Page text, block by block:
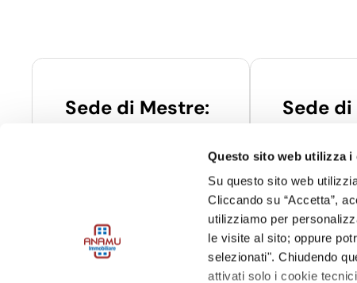
Questo sito web utilizza i
Su questo sito web
Cliccando su “Accetta”,
utilizziamo per
le visite al sito; oppure
selezionati". Chiudendo
attivati solo i cookie
Sede di Mestre:
infomestre@anamu.it
Sede
Spinea (VE)
0415413136
Email: